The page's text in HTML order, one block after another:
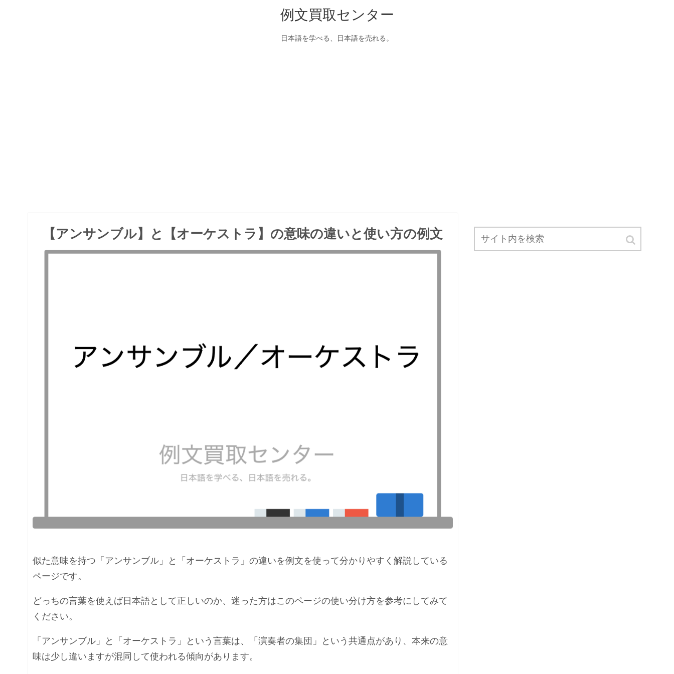
例文買取センター
日本語を学べる、日本語を売れる。
【アンサンブル】と【オーケストラ】の意味の違いと使い方の例文
似た意味を持つ「アンサンブル」と「オーケストラ」の違いを例文を使って分かりやすく解説している
ページです。
どっちの言葉を使えば日本語として正しいのか、迷った方はこのページの使い分け方を参考にしてみて
ください。
「アンサンブル」と「オーケストラ」という言葉は、「演奏者の集団」という共通点があり、本来の意
味は少し違いますが混同して使われる傾向があります。